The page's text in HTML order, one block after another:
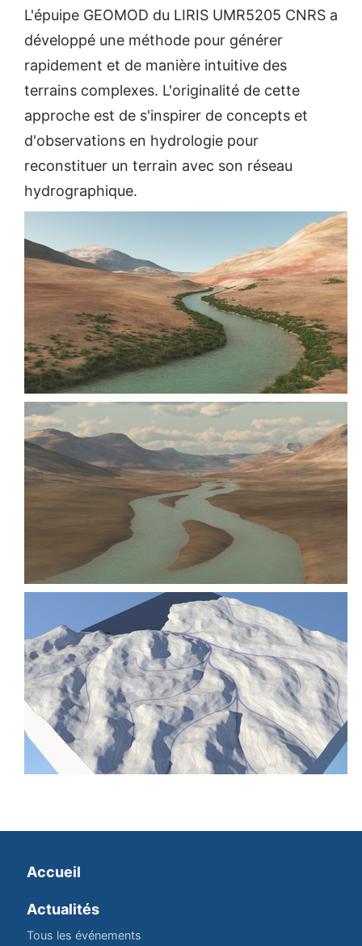
L'épuipe GEOMOD du LIRIS UMR5205 CNRS a
développé une méthode pour générer
rapidement et de manière intuitive des
terrains complexes. L'originalité de cette
approche est de s'inspirer de concepts et
d'observations en hydrologie pour
reconstituer un terrain avec son réseau
hydrographique.
Accueil
Actualités
Tous les événements